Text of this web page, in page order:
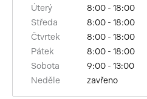
Úterý
8:00 - 18:00
Středa
8:00 - 18:00
Čtvrtek
8:00 - 18:00
Pátek
8:00 - 18:00
Sobota
9:00 - 13:00
Neděle
zavřeno